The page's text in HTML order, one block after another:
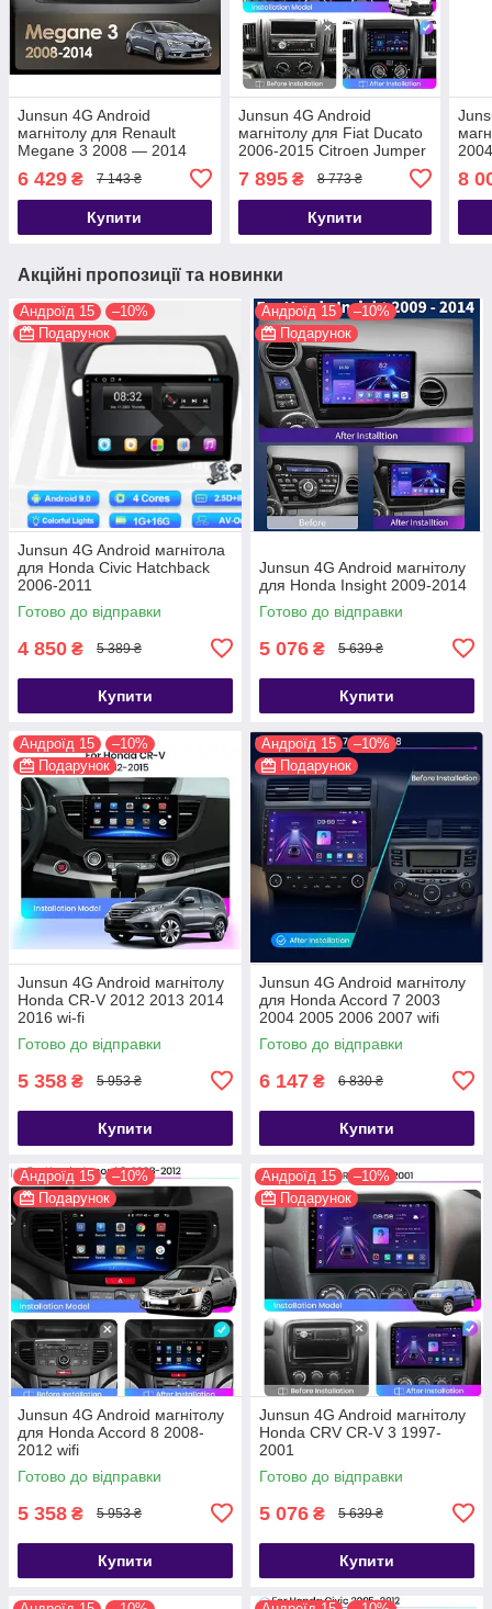
Junsun 4G Android
магнітолу для Renault
Megane 3 2008 — 2014
2008 - 2014
6 429 ₴ 7 143 ₴
Купити
Junsun 4G Android
магнітолу для Fiat Ducato
2006-2015 Citroen Jumper
Peugeot Boxer 2012-2015
7 895₴ 8 773 ₴
Купити
8
Акційні пропозиції та новинки
Андроїд 15
–10%
Подарунок
Junsun 4G Android магнітола
для Honda Civic Hatchback
2006-2011
Готово до відправки
4 850 ₴ 5 389 ₴
Купити
Андроїд 15
–10%
Подарунок
Junsun 4G Android магнітолу
для Honda Insight 2009-2014
Готово до відправки
5 076 ₴ 5 639 ₴
Купити
Андроїд 15
–10%
Подарунок
Junsun 4G Android магнітолу
Honda CR-V 2012 2013 2014
2016 wi-fi
Готово до відправки
5 358 ₴ 5 953 ₴
Купити
Андроїд 15
–10%
Подарунок
Junsun 4G Android магнітолу
для Honda Accord 7 2003
2004 2005 2006 2007 wifi
Готово до відправки
6 147 ₴ 6 830 ₴
Купити
Андроїд 15
–10%
Подарунок
Junsun 4G Android магнітолу
для Honda Accord 8 2008-
2012 wifi
Готово до відправки
5 358 ₴ 5 953 ₴
Купити
Андроїд 15
–10%
Подарунок
Junsun 4G Android магнітолу
Honda CRV CR-V 3 1997-
2001
Готово до відправки
5 076 ₴ 5 639 ₴
Купити